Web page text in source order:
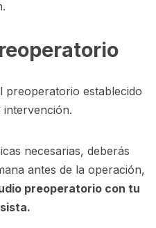
preoperatorio establecido
intervención.
necesarias, deberás
antes de la operación,
preoperatorio con tu